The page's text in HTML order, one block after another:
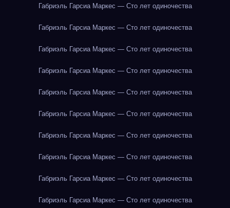
Габриэль Гарсиа Маркес — Сто лет одиночества
Габриэль Гарсиа Маркес — Сто лет одиночества
Габриэль Гарсиа Маркес — Сто лет одиночества
Габриэль Гарсиа Маркес — Сто лет одиночества
Габриэль Гарсиа Маркес — Сто лет одиночества
Габриэль Гарсиа Маркес — Сто лет одиночества
Габриэль Гарсиа Маркес — Сто лет одиночества
Габриэль Гарсиа Маркес — Сто лет одиночества
Габриэль Гарсиа Маркес — Сто лет одиночества
Габриэль Гарсиа Маркес — Сто лет одиночества